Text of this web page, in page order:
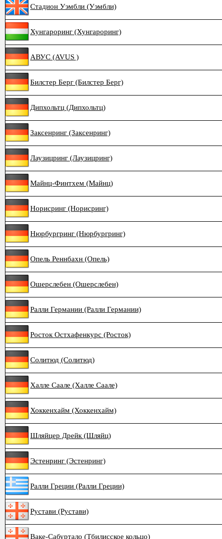
Стадион Уэмбли (Уэмбли)
Хунгароринг (Хунгароринг)
АВУС (AVUS )
Билстер Берг (Билстер Берг)
Дипхольтц (Дипхольтц)
Заксенринг (Заксенринг)
Лаузицринг (Лаузицринг)
Майнц-Финтхем (Майнц)
Норисринг (Норисринг)
Нюрбургринг (Нюрбургринг)
Опель Реннбахн (Опель)
Ошерслебен (Ошерслебен)
Ралли Германии (Ралли Германии)
Росток Остхафенкурс (Росток)
Солитюд (Солитюд)
Халле Саале (Халле Саале)
Хоккенхайм (Хоккенхайм)
Шляйцер Дрейк (Шляйц)
Эстенринг (Эстенринг)
Ралли Греции (Ралли Греции)
Рустави (Рустави)
Ваке-Сабуртало (Тбилисское кольцо)